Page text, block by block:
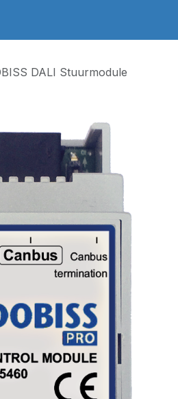
DALI Stuurmodule